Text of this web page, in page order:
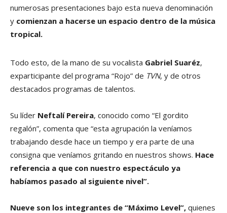
numerosas presentaciones bajo esta nueva denominación
y comienzan a hacerse un espacio dentro de la música
tropical.
Todo esto, de la mano de su vocalista Gabriel Suaréz,
exparticipante del programa “Rojo” de TVN, y de otros
destacados programas de talentos.
Su líder Neftalí Pereira, conocido como “El gordito
regalón”, comenta que “esta agrupación la veníamos
trabajando desde hace un tiempo y era parte de una
consigna que veníamos gritando en nuestros shows. Hace
referencia a que con nuestro espectáculo ya
habíamos pasado al siguiente nivel”.
Nueve son los integrantes de “Máximo Level”, quienes